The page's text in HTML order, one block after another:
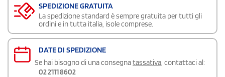
SPEDIZIONE GRATUITA
La spedizione standard è sempre gratuita per tutti gli
ordini e in tutta italia, isole comprese.
DATE DI SPEDIZIONE
Se hai bisogno di una consegnatassativa, contattaci al:
02 2111 8602